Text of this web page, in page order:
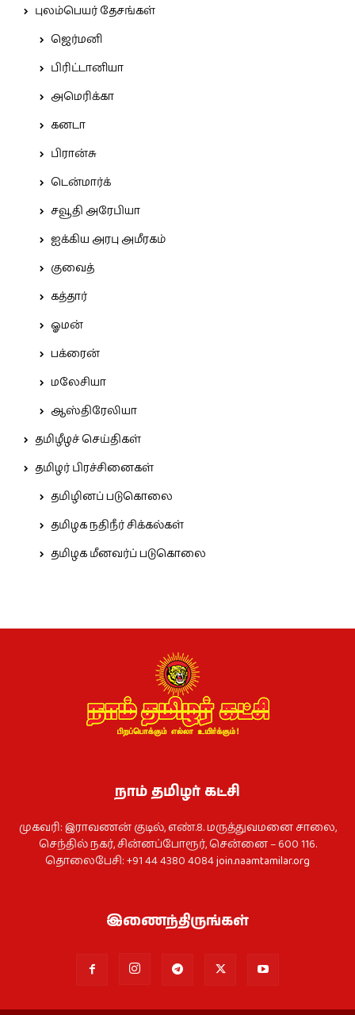
புலம்பெயர் தேசங்கள்
ஜெர்மனி
பிரிட்டானியா
அமெரிக்கா
கனடா
பிரான்சு
டென்மார்க்
சவூதி அரேபியா
ஐக்கிய அரபு அமீரகம்
குவைத்
கத்தார்
ஓமன்
பக்ரைன்
மலேசியா
ஆஸ்திரேலியா
தமிழீழச் செய்திகள்
தமிழர் பிரச்சினைகள்
தமிழினப் படுகொலை
தமிழக நதிநீர் சிக்கல்கள்
தமிழக மீனவர்ப் படுகொலை
நாம் தமிழர் கட்சி
முகவரி: இராவணன் குடில், எண்.8. மருத்துவமனை சாலை,
செந்தில் நகர், சின்னப்போரூர், சென்னை – 600 116.
தொலைபேசி: +91 44 4380 4084join.naamtamilar.org
இணைந்திருங்கள்